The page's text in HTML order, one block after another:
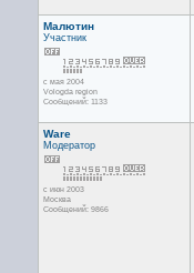
Малютин
Участник
с мая 2004
Vologda region
Сообщений: 1133
Ware
Модератор
с июн 2003
Москва
Сообщений: 9866